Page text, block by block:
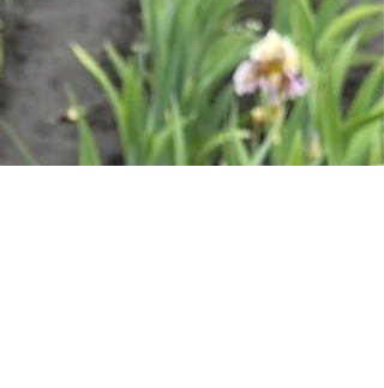
10 черв. Читати 5 хв